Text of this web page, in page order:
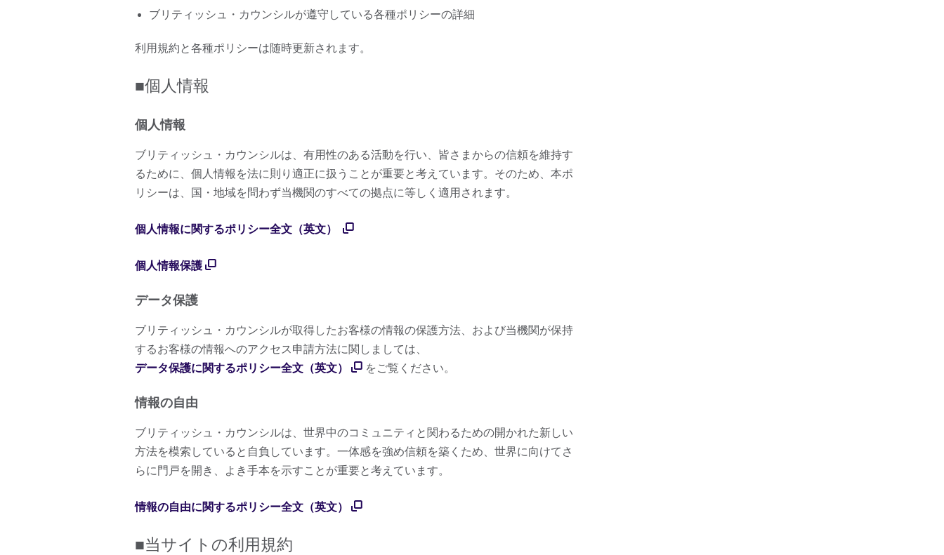
ブリティッシュ・カウンシルが遵守している各種ポリシーの詳細
利用規約と各種ポリシーは随時更新されます。
■個人情報
個人情報
ブリティッシュ・カウンシルは、有用性のある活動を行い、皆さまからの信頼を維持す
るために、個人情報を法に則り適正に扱うことが重要と考えています。そのため、本ポ
リシーは、国・地域を問わず当機関のすべての拠点に等しく適用されます。
個人情報に関するポリシー全文（英文）
個人情報保護
データ保護
ブリティッシュ・カウンシルが取得したお客様の情報の保護方法、および当機関が保持
するお客様の情報へのアクセス申請方法に関しましては、
データ保護に関するポリシー全文（英文）
をご覧ください。
情報の自由
ブリティッシュ・カウンシルは、世界中のコミュニティと関わるための開かれた新しい
方法を模索していると自負しています。一体感を強め信頼を築くため、世界に向けてさ
らに門戸を開き、よき手本を示すことが重要と考えています。
情報の自由に関するポリシー全文（英文）
■当サイトの利用規約